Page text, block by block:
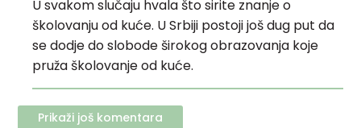
U svakom slučaju hvala što sirite znanje o
školovanju od kuće. U Srbiji postoji još dug put da
se dodje do slobode širokog obrazovanja koje
pruža školovanje od kuće.
Prikaži još komentara